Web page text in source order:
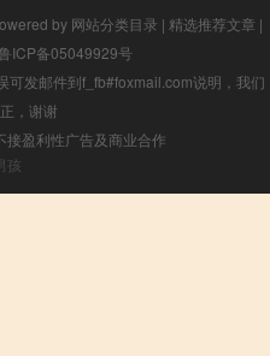
by 网站分类目录 | 精选推荐文章 |
ICP备05049929号
可发邮件到f_fb#foxmail.com说明，我们
，谢谢
盈利性广告及商业合作
孩